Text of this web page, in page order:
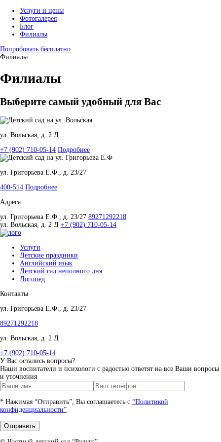
Услуги и цены
Фотогалерея
Блог
Филиалы
Попробовать бесплатно
Филиалы
Филиалы
Выберите самый удобный для Вас
ул. Вольская, д. 2 Д
+7 (902) 710-05-14 Подробнее
ул. Григорьева Е.Ф., д. 23/27
400-514 Подробнее
Адреса:
ул. Григорьева Е.Ф., д. 23/27 89271292218
ул. Вольская, д. 2 Д +7 (902) 710-05-14
Услуги
Детские праздники
Английский язык
Детский сад неполного дня
Логопед
Контакты
ул. Григорьева Е.Ф., д. 23/27
89271292218
ул. Вольская, д. 2 Д
+7 (902) 710-05-14
У Вас остались вопросы?
Наши воспитатели и психологи с радостью ответят на все Ваши вопросы
и уточнения
* Нажимая “Отправить”, Вы соглашаетесь с “Политикой
конфиденциальности”
Отправить